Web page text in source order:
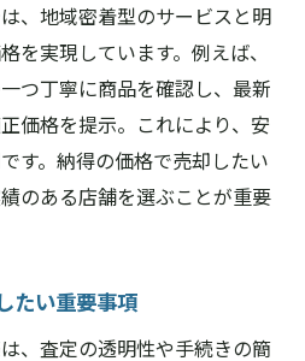
、地域密着型のサービスと明
を実現しています。例えば、
つ丁寧に商品を確認し、最新
価格を提示。これにより、安
す。納得の価格で売却したい
のある店舗を選ぶことが重要
たい重要事項
、査定の透明性や手続きの簡